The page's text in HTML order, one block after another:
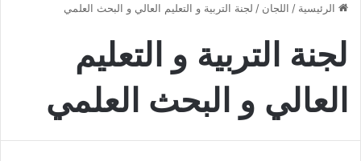
الرئيسية / اللجان / لجنة التربية و التعليم العالي و البحث العلمي
لجنة التربية و التعليم
العالي و البحث العلمي